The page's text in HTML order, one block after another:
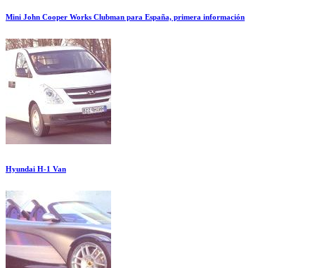
Mini John Cooper Works Clubman para España, primera información
Hyundai H-1 Van